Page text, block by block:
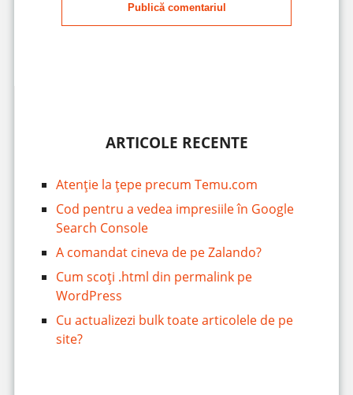
Publică comentariul
ARTICOLE RECENTE
Atenție la țepe precum Temu.com
Cod pentru a vedea impresiile în Google
Search Console
A comandat cineva de pe Zalando?
Cum scoți .html din permalink pe
WordPress
Cu actualizezi bulk toate articolele de pe
site?